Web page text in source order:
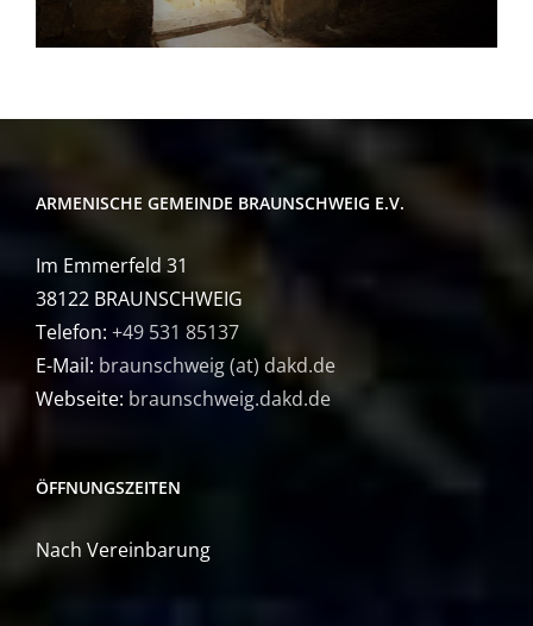
ARMENISCHE GEMEINDE BRAUNSCHWEIG E.V.
Im Emmerfeld 31
38122 BRAUNSCHWEIG
Telefon: +49 531 85137
E-Mail: braunschweig (at) dakd.de
Webseite: braunschweig.dakd.de
ÖFFNUNGSZEITEN
Nach Vereinbarung